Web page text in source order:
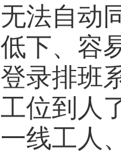
无法自动
低下、容
登录排班
工位到人
一线工人